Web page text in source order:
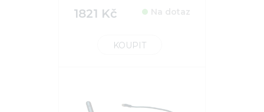
1821 Kč Na dotaz
KOUPIT